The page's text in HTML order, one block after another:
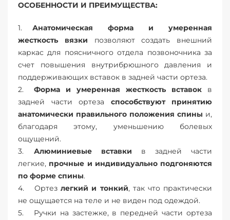
ОСОБЕННОСТИ И ПРЕИМУЩЕСТВА:
Анатомическая форма и умеренная
жесткость вязки позволяют создать внешний
каркас для поясничного отдела позвоночника за
счет повышения внутрибрюшного давления и
поддерживающих вставок в задней части ортеза.
Форма и умеренная жесткость вставок в
задней части ортеза способствуют принятию
анатомически правильного положения спины и,
благодаря этому, уменьшению болевых
ощущений.
Алюминиевые вставки в задней части
легкие, прочные и индивидуально подгоняются
по форме спины.
Ортезлегкий и тонкий, так что практически
не ощущается на теле и не виден под одеждой.
Ручки на застежке, в передней части ортеза